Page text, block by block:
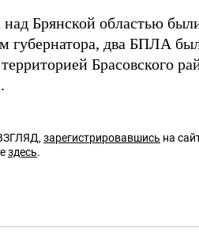
над Брянской областью
губернатора, два БПЛА
Брасовского
зарегистрировавшись на
здесь.